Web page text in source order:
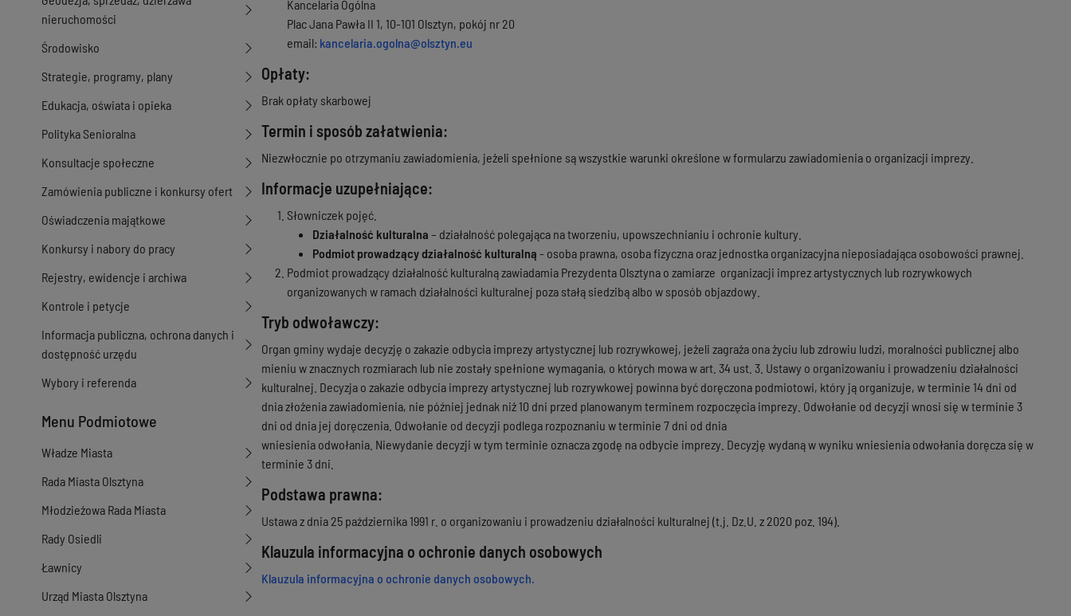
nieruchomości
Środowisko
Strategie, programy, plany
Edukacja, oświata i opieka
Polityka Senioralna
Konsultacje społeczne
Zamówienia publiczne i konkursy ofert
Oświadczenia majątkowe
Konkursy i nabory do pracy
Rejestry, ewidencje i archiwa
Kontrole i petycje
Informacja publiczna, ochrona danych i
dostępność urzędu
Wybory i referenda
Menu Podmiotowe
Władze Miasta
Rada Miasta Olsztyna
Młodzieżowa Rada Miasta
Rady Osiedli
Ławnicy
Urząd Miasta Olsztyna
Kancelaria Ogólna
Plac Jana Pawła II 1, 10-101 Olsztyn, pokój nr 20
email: kancelaria.ogolna@olsztyn.eu
Opłaty:
Brak opłaty skarbowej
Termin i sposób załatwienia:
Niezwłocznie po otrzymaniu zawiadomienia, jeżeli spełnione są wszystkie warunki określone w formularzu zawiadomienia o organizacji imprezy.
Informacje uzupełniające:
Słowniczek pojęć.
Działalność kulturalna – działalność polegająca na tworzeniu, upowszechnianiu i ochronie kultury.
Podmiot prowadzący działalność kulturalną - osoba prawna, osoba fizyczna oraz jednostka organizacyjna nieposiadająca osobowości prawnej.
Podmiot prowadzący działalność kulturalną zawiadamia Prezydenta Olsztyna o zamiarze organizacji imprez artystycznych lub rozrywkowych
organizowanych w ramach działalności kulturalnej poza stałą siedzibą albo w sposób objazdowy.
Tryb odwoławczy:
Organ gminy wydaje decyzję o zakazie odbycia imprezy artystycznej lub rozrywkowej, jeżeli zagraża ona życiu lub zdrowiu ludzi, moralności publicznej albo
mieniu w znacznych rozmiarach lub nie zostały spełnione wymagania, o których mowa w art. 34 ust. 3. Ustawy o organizowaniu i prowadzeniu działalności
kulturalnej. Decyzja o zakazie odbycia imprezy artystycznej lub rozrywkowej powinna być doręczona podmiotowi, który ją organizuje, w terminie 14 dni od
dnia złożenia zawiadomienia, nie później jednak niż 10 dni przed planowanym terminem rozpoczęcia imprezy. Odwołanie od decyzji wnosi się w terminie 3
dni od dnia jej doręczenia. Odwołanie od decyzji podlega rozpoznaniu w terminie 7 dni od dnia
wniesienia odwołania. Niewydanie decyzji w tym terminie oznacza zgodę na odbycie imprezy. Decyzję wydaną w wyniku wniesienia odwołania doręcza się w
terminie 3 dni.
Podstawa prawna:
Ustawa z dnia 25 października 1991 r. o organizowaniu i prowadzeniu działalności kulturalnej (t.j. Dz.U. z 2020 poz. 194).
Klauzula informacyjna o ochronie danych osobowych
Klauzula informacyjna o ochronie danych osobowych.